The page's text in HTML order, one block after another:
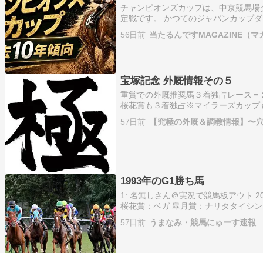
チャンピオンズカップは、中京競馬
定戦です。 かつてのジャパンカップ
ート中距離路線における最重要レー
タート地点から上り坂があり、1コー
56日前 当たるんですMAGAZINE（マ
宝塚記念 外厩情報その５
重賞での外厩推奨馬３着独占レース
桜花賞も３着独占※マイラーズカッ
トライト記念も３着独占※オールカ
士ステークスも３着独占※天皇賞秋
57日前 【究極の外厩＆調教情報】〜
1993年のG1勝ち馬
1: 名無しさん＠実況で競馬板アウト
桜花賞：ベガ 皐月賞：ナリタタイシ
ヤマニンゼファー オークス：ベガ
メジロマック…
57日前 うまなみ・競馬にゅーす速報